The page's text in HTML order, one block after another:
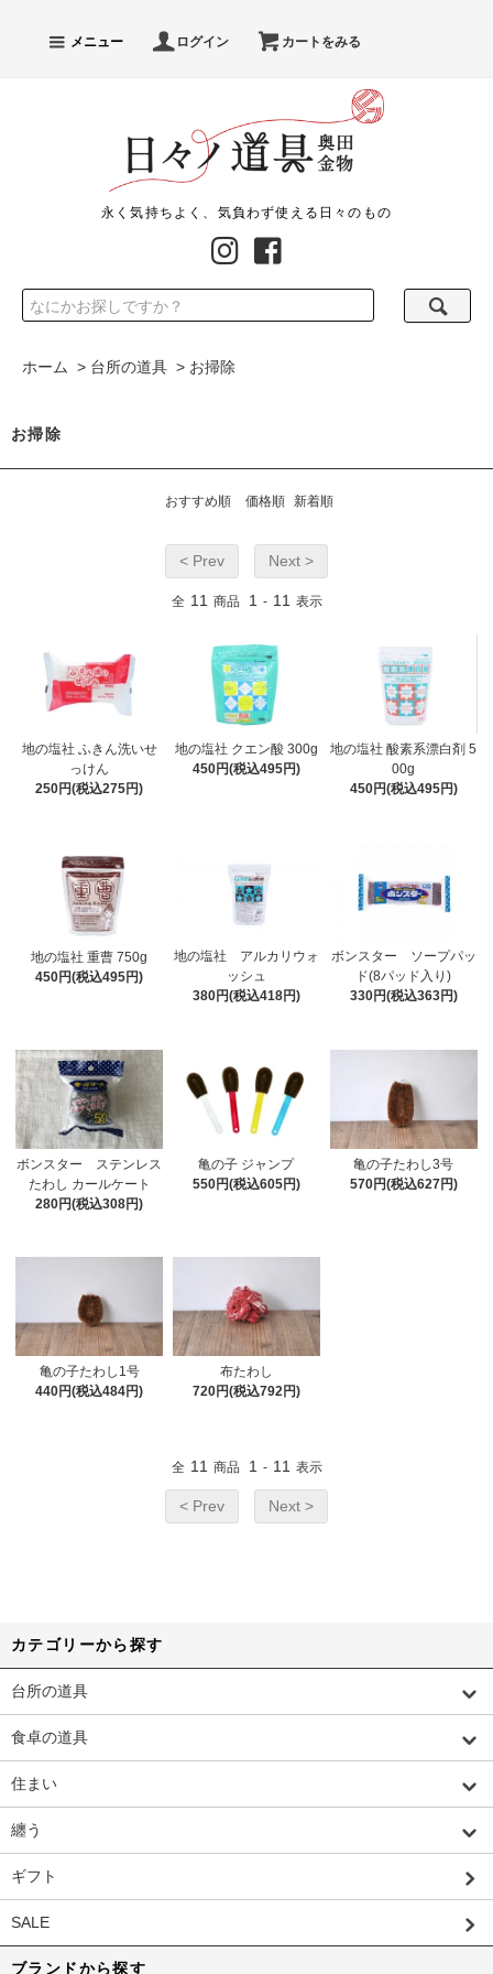
メニュー ログイン カートをみる
永く気持ちよく、気負わず使える日々のもの
ホーム > 台所の道具 > お掃除
お掃除
おすすめ順 価格順 新着順
< Prev Next >
全 11 商品 1 - 11 表示
地の塩社 ふきん洗いせ
っけん
250円(税込275円)
地の塩社 クエン酸 300g
450円(税込495円)
地の塩社 酸素系漂白剤 5
00g
450円(税込495円)
地の塩社 重曹 750g
450円(税込495円)
地の塩社 アルカリウォ
ッシュ
380円(税込418円)
ボンスター ソープパッ
ド(8パッド入り)
330円(税込363円)
ボンスター ステンレス
たわし カールケート
280円(税込308円)
亀の子 ジャンプ
550円(税込605円)
亀の子たわし3号
570円(税込627円)
亀の子たわし1号
440円(税込484円)
布たわし
720円(税込792円)
全 11 商品 1 - 11 表示
< Prev Next >
カテゴリーから探す
台所の道具
食卓の道具
住まい
纏う
ギフト
SALE
ブランドから探す